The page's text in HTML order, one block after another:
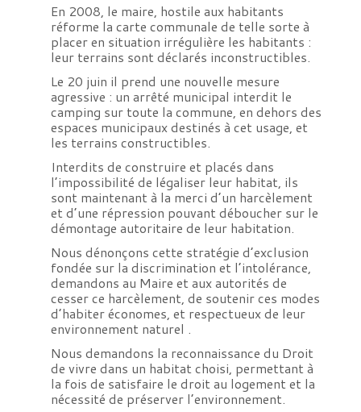
En 2008, le maire, hostile aux habitants
réforme la carte communale de telle sorte à
placer en situation irrégulière les habitants :
leur terrains sont déclarés inconstructibles.
Le 20 juin il prend une nouvelle mesure
agressive : un arrêté municipal interdit le
camping sur toute la commune, en dehors des
espaces municipaux destinés à cet usage, et
les terrains constructibles.
Interdits de construire et placés dans
l’impossibilité de légaliser leur habitat, ils
sont maintenant à la merci d’un harcèlement
et d’une répression pouvant déboucher sur le
démontage autoritaire de leur habitation.
Nous dénonçons cette stratégie d’exclusion
fondée sur la discrimination et l’intolérance,
demandons au Maire et aux autorités de
cesser ce harcèlement, de soutenir ces modes
d’habiter économes, et respectueux de leur
environnement naturel .
Nous demandons la reconnaissance du Droit
de vivre dans un habitat choisi, permettant à
la fois de satisfaire le droit au logement et la
nécessité de préserver l’environnement.